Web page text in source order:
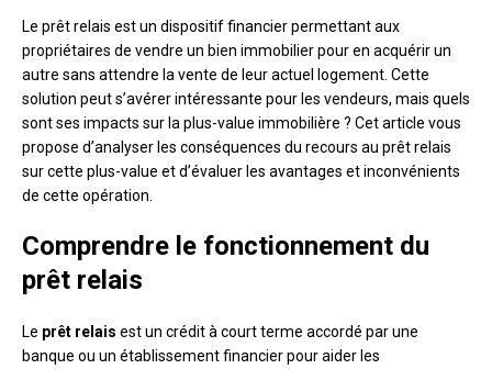
Le prêt relais est un dispositif financier permettant aux
propriétaires de vendre un bien immobilier pour en acquérir un
autre sans attendre la vente de leur actuel logement. Cette
solution peut s’avérer intéressante pour les vendeurs, mais quels
sont ses impacts sur la plus-value immobilière ? Cet article vous
propose d’analyser les conséquences du recours au prêt relais
sur cette plus-value et d’évaluer les avantages et inconvénients
de cette opération.
Comprendre le fonctionnement du
prêt relais
Le prêt relais est un crédit à court terme accordé par une
banque ou un établissement financier pour aider les